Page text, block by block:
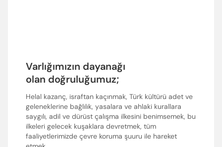
Varlığımızın dayanağı
olan doğruluğumuz;
Helal kazanç, israftan kaçınmak, Türk kültürü adet ve
geleneklerine bağlılık, yasalara ve ahlaki kurallara
saygılı, adil ve dürüst çalışma ilkesini benimsemek, bu
ilkeleri gelecek kuşaklara devretmek, tüm
faaliyetlerimizde çevre koruma şuuru ile hareket